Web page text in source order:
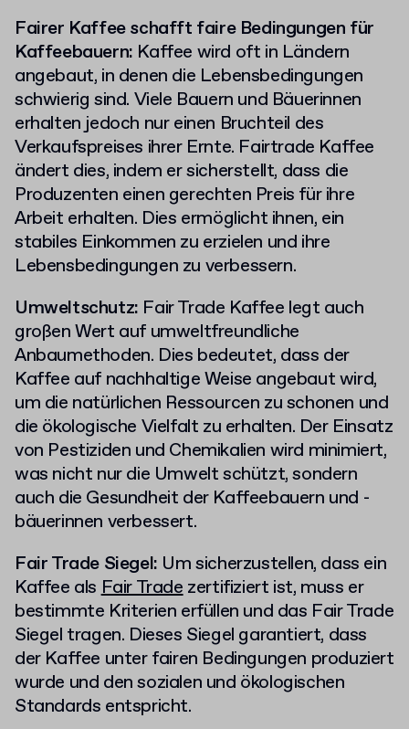
Fairer Kaffee schafft faire Bedingungen für
Kaffeebauern: Kaffee wird oft in Ländern
angebaut, in denen die Lebensbedingungen
schwierig sind. Viele Bauern und Bäuerinnen
erhalten jedoch nur einen Bruchteil des
Verkaufspreises ihrer Ernte. Fairtrade Kaffee
ändert dies, indem er sicherstellt, dass die
Produzenten einen gerechten Preis für ihre
Arbeit erhalten. Dies ermöglicht ihnen, ein
stabiles Einkommen zu erzielen und ihre
Lebensbedingungen zu verbessern.
Umweltschutz: Fair Trade Kaffee legt auch
großen Wert auf umweltfreundliche
Anbaumethoden. Dies bedeutet, dass der
Kaffee auf nachhaltige Weise angebaut wird,
um die natürlichen Ressourcen zu schonen und
die ökologische Vielfalt zu erhalten. Der Einsatz
von Pestiziden und Chemikalien wird minimiert,
was nicht nur die Umwelt schützt, sondern
auch die Gesundheit der Kaffeebauern und -
bäuerinnen verbessert.
Fair Trade Siegel: Um sicherzustellen, dass ein
Kaffee alsFair Tradezertifiziert ist, muss er
bestimmte Kriterien erfüllen und das Fair Trade
Siegel tragen. Dieses Siegel garantiert, dass
der Kaffee unter fairen Bedingungen produziert
wurde und den sozialen und ökologischen
Standards entspricht.